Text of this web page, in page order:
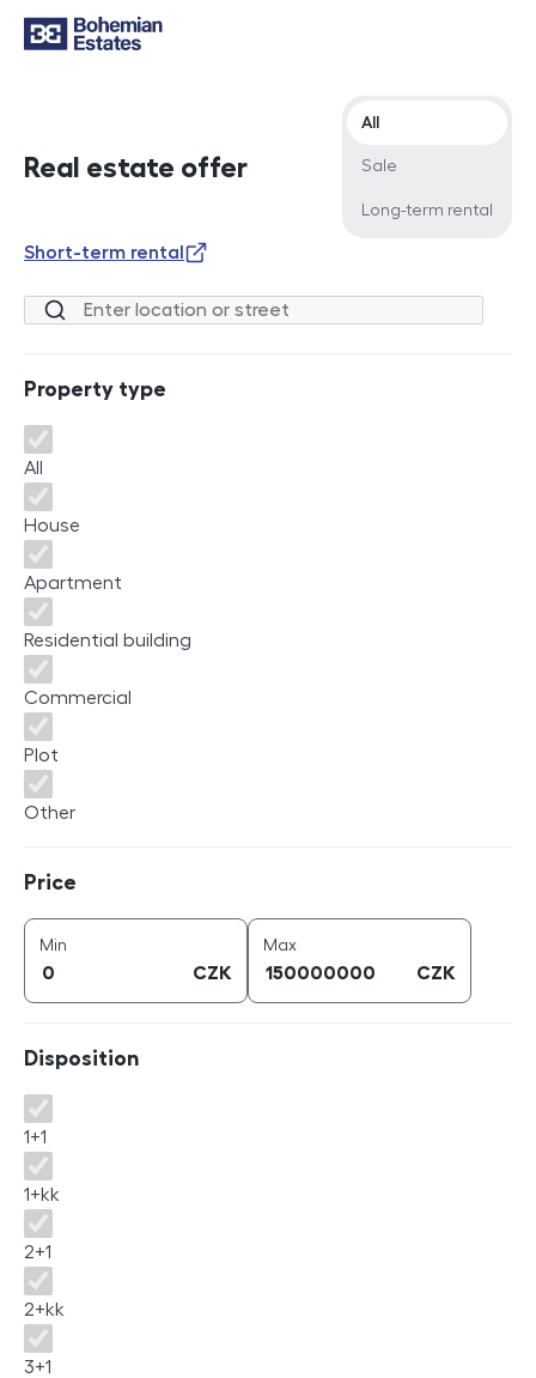
Real estate offer
Offer type
All
Sale
Long-term rental
Short-term rental
Location or street
Property type
Property type
All
House
Apartment
Residential building
Commercial
Plot
Other
Price
Min
CZK
Maxprice (
CZK
Disposition
Disposition
1+1
1+kk
2+1
2+kk
3+1